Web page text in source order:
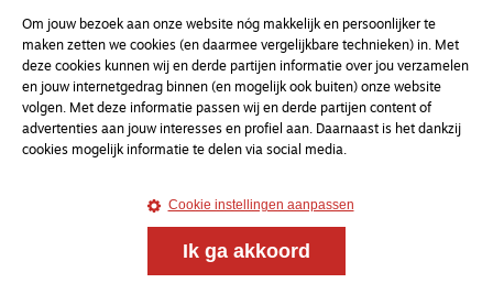
MagazineOnderweg
Onderweg is een platform voor ontmoeting, vorming
en gesprek voor christenen onderweg, in het bijzonder
voor de Nederlandse Gereformeerde Kerken.
Kvk-nummer 33277063
NL46 INGB 0117 5827 86
Om jouw bezoek aan onze website nóg makkelijk en persoonlijker te
maken zetten we cookies (en daarmee vergelijkbare technieken) in. Met
deze cookies kunnen wij en derde partijen informatie over jou verzamelen
en jouw internetgedrag binnen (en mogelijk ook buiten) onze website
volgen. Met deze informatie passen wij en derde partijen content of
advertenties aan jouw interesses en profiel aan. Daarnaast is het dankzij
cookies mogelijk informatie te delen via social media.
Cookie instellingen aanpassen
Ik ga akkoord